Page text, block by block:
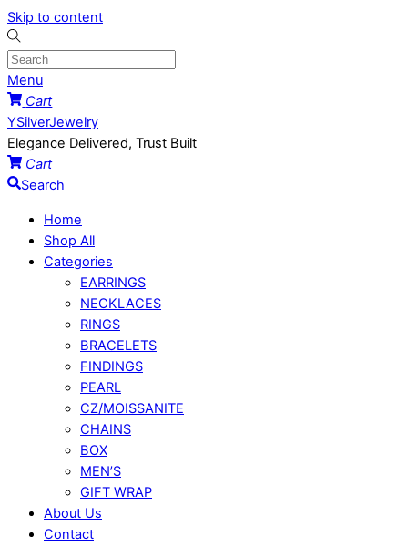
Skip to content
Menu
Cart
YSilverJewelry
Elegance Delivered, Trust Built
Cart
Search
Home
Shop All
Categories
EARRINGS
NECKLACES
RINGS
BRACELETS
FINDINGS
PEARL
CZ/MOISSANITE
CHAINS
BOX
MEN’S
GIFT WRAP
About Us
Contact